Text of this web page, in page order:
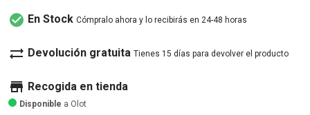
check_circle En Stock Cómpralo ahora y lo recibirás en 24-48 horas
sync_alt Devolución gratuita Tienes 15 días para devolver el producto
store Recogida en tienda
Disponible a Olot